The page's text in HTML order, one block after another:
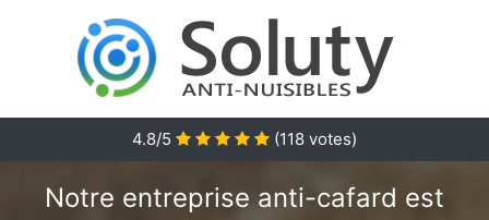
4.8/5 (118 votes)
Notre entreprise anti-cafard est